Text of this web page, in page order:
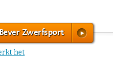
Zwerfsport
het